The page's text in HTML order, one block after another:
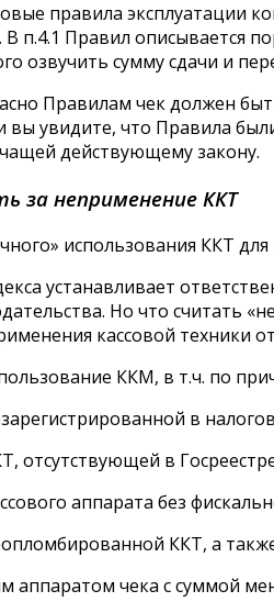
правила эксплуатации
В п.4.1 Правил описывается
озвучить сумму сдачи и
Правилам чек должен
вы увидите, что Правила
действующему закону.
за неприменение ККТ
использования ККТ
устанавливает
Но что считать
кассовой техники
ККМ, в т.ч. по
в
отсутствующей в
аппарата без
ККТ, а
аппаратом чека с суммой